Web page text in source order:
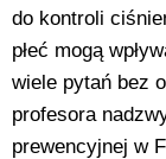
do kontroli
płeć mogą
wiele pytań bez
profesora
prewencyjnej w